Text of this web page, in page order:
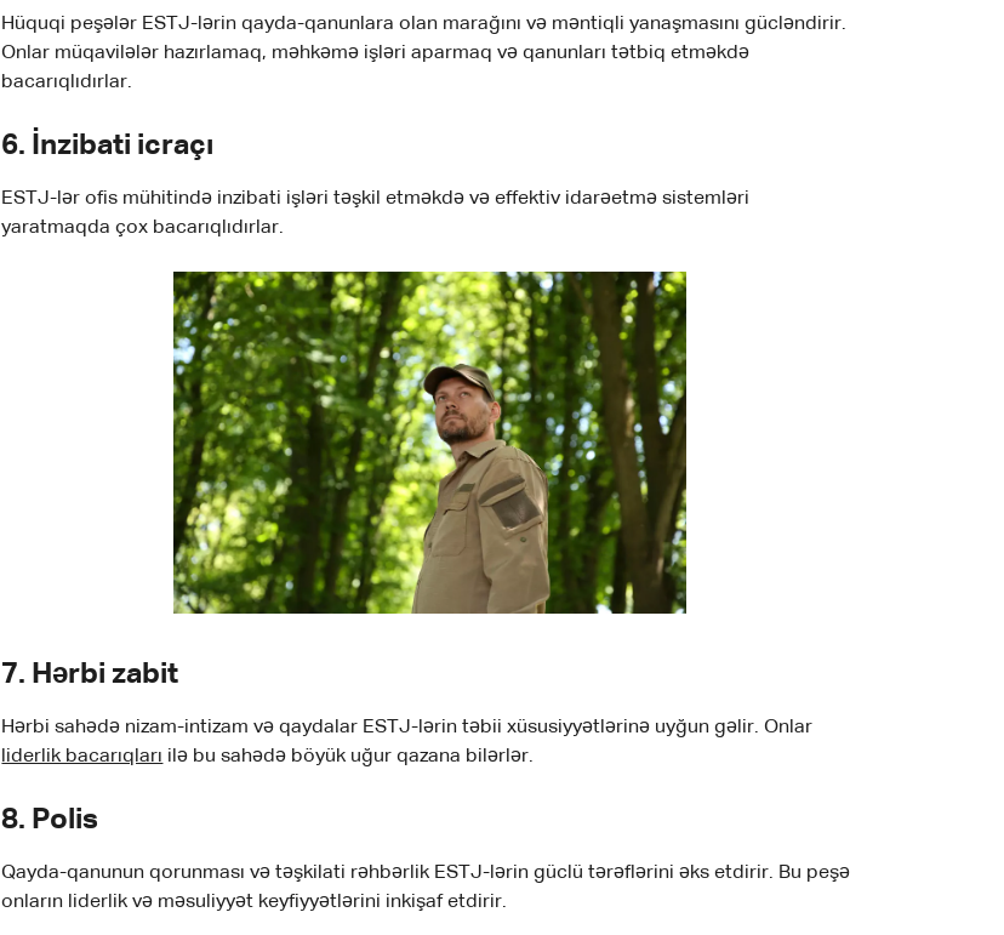
Hüquqi peşələr ESTJ-lərin qayda-qanunlara olan marağını və məntiqli yanaşmasını gücləndirir.
Onlar müqavilələr hazırlamaq, məhkəmə işləri aparmaq və qanunları tətbiq etməkdə
bacarıqlıdırlar.
6. İnzibati icraçı
ESTJ-lər ofis mühitində inzibati işləri təşkil etməkdə və effektiv idarəetmə sistemləri
yaratmaqda çox bacarıqlıdırlar.
7. Hərbi zabit
Hərbi sahədə nizam-intizam və qaydalar ESTJ-lərin təbii xüsusiyyətlərinə uyğun gəlir. Onlar
liderlik bacarıqları ilə bu sahədə böyük uğur qazana bilərlər.
8. Polis
Qayda-qanunun qorunması və təşkilati rəhbərlik ESTJ-lərin güclü tərəflərini əks etdirir. Bu peşə
onların liderlik və məsuliyyət keyfiyyətlərini inkişaf etdirir.